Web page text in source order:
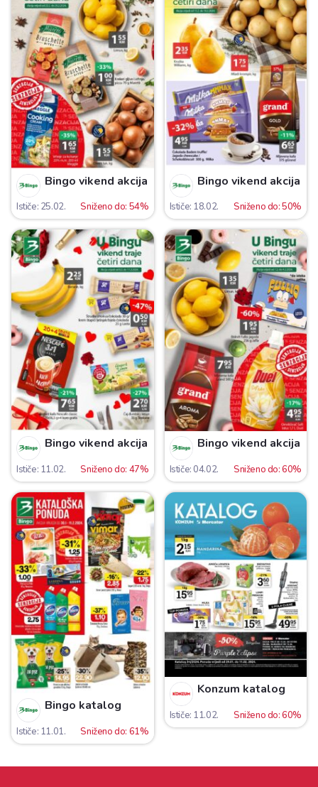
Bingo vikend akcija
Ističe: 25.02. Sniženo do: 54%
Bingo vikend akcija
Ističe: 18.02. Sniženo do: 50%
Bingo vikend akcija
Ističe: 11.02. Sniženo do: 47%
Bingo vikend akcija
Ističe: 04.02. Sniženo do: 60%
Bingo katalog
Ističe: 11.01. Sniženo do: 61%
Konzum katalog
Ističe: 11.02. Sniženo do: 60%